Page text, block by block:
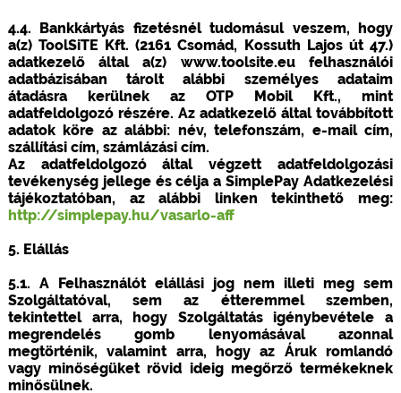
4.4. Bankkártyás fizetésnél tudomásul veszem, hogy
a(z) ToolSiTE Kft. (2161 Csomád, Kossuth Lajos út 47.)
adatkezelő által a(z) www.toolsite.eu felhasználói
adatbázisában tárolt alábbi személyes adataim
átadásra kerülnek az OTP Mobil Kft., mint
adatfeldolgozó részére. Az adatkezelő által továbbított
adatok köre az alábbi: név, telefonszám, e-mail cím,
szállítási cím, számlázási cím.
Az adatfeldolgozó által végzett adatfeldolgozási
tevékenység jellege és célja a SimplePay Adatkezelési
tájékoztatóban, az alábbi linken tekinthető meg:
http://simplepay.hu/vasarlo-aff
5. Elállás
5.1. A Felhasználót elállási jog nem illeti meg sem
Szolgáltatóval, sem az étteremmel szemben,
tekintettel arra, hogy Szolgáltatás igénybevétele a
megrendelés gomb lenyomásával azonnal
megtörténik, valamint arra, hogy az Áruk romlandó
vagy minőségüket rövid ideig megőrző termékeknek
minősülnek.